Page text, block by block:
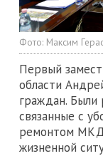
Фото: Максим
Первый
области
граждан. Были
связанные с
ремонтом
жизненной